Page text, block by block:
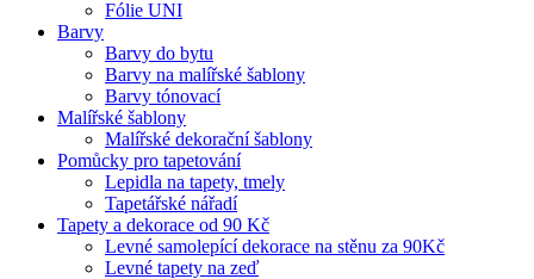
Fólie UNI
Barvy
Barvy do bytu
Barvy na malířské šablony
Barvy tónovací
Malířské šablony
Malířské dekorační šablony
Pomůcky pro tapetování
Lepidla na tapety, tmely
Tapetářské nářadí
Tapety a dekorace od 90 Kč
Levné samolepící dekorace na stěnu za 90Kč
Levné tapety na zeď